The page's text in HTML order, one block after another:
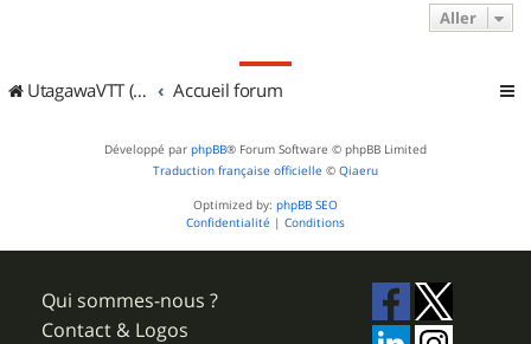
Aller
UtagawaVTT (Randos VTT et VTTAE avec traces GPS) Accueil forum
Développé par phpBB® Forum Software © phpBB Limited
Traduction française officielle © Qiaeru
Optimized by: phpBB SEO
Confidentialité | Conditions
Qui sommes-nous ?
Contact & Logos